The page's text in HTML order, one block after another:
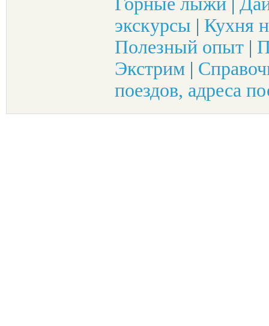
экскурсы | Кухня
Полезный опыт |
Экстрим |
поездов, адреса